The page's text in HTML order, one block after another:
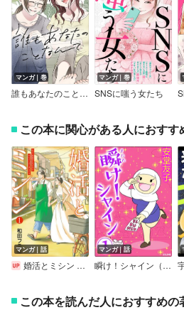
マンガ｜巻
誰もあなたのことなんて
マンガ｜巻
SNSに嗤う女たち
この本に関心がある人におすす
マンガ｜話
婚活とミシン もう一度恋がしたいけどめんどくさい気もする【分冊版】
マンガ｜話
瞬け！シャイン（分冊版）
この本を読んだ人におすすめの